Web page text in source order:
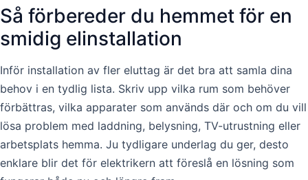
Så förbereder du hemmet för en
smidig elinstallation
Inför installation av fler eluttag är det bra att samla dina
behov i en tydlig lista. Skriv upp vilka rum som behöver
förbättras, vilka apparater som används där och om du vill
lösa problem med laddning, belysning, TV-utrustning eller
arbetsplats hemma. Ju tydligare underlag du ger, desto
enklare blir det för elektrikern att föreslå en lösning som